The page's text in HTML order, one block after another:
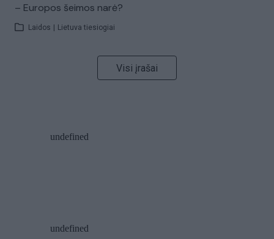
– Europos šeimos narė?
Laidos Lietuva tiesiogiai
Visi įrašai